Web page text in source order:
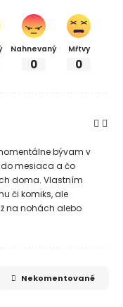
Nahnevaný
0
Mŕtvy
0
bývam v
do mesiaca a čo
doma. Vlastním
či komiks, ale
na nohách alebo
Nekomentované